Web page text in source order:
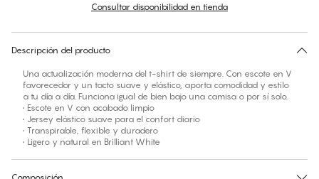
No hay talla sugerida para este artículo
Consultar disponibilidad en tienda
Descripción del producto
Una actualización moderna del t-shirt de siempre. Con escote en V
favorecedor y un tacto suave y elástico, aporta comodidad y estilo
a tu día a día. Funciona igual de bien bajo una camisa o por sí solo.
• Escote en V con acabado limpio
• Jersey elástico suave para el confort diario
• Transpirable, flexible y duradero
• Ligero y natural en Brilliant White